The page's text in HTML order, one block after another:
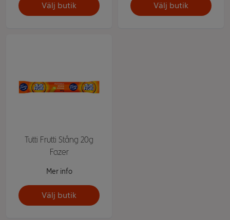
Välj butik Välj butik
Tutti Frutti Stång 20g
Fazer
Mer info
Välj butik